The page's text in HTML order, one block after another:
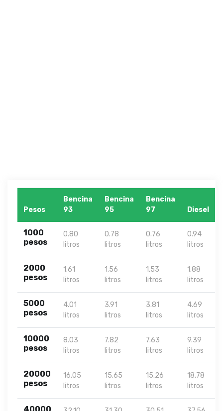
Pesos
Bencina
93
Bencina
95
Bencina
97
Diesel
1000
pesos
0.80
litros
0.78
litros
0.76
litros
0.94
litros
2000
pesos
1.61
litros
1.56
litros
1.53
litros
1.88
litros
5000
pesos
4.01
litros
3.91
litros
3.81
litros
4.69
litros
10000
pesos
8.03
litros
7.82
litros
7.63
litros
9.39
litros
20000
pesos
16.05
litros
15.65
litros
15.26
litros
18.78
litros
40000